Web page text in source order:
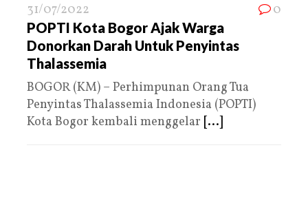
31/07/2022 0
POPTI Kota Bogor Ajak Warga
Donorkan Darah Untuk Penyintas
Thalassemia
BOGOR (KM) – Perhimpunan Orang Tua
Penyintas Thalassemia Indonesia (POPTI)
Kota Bogor kembali menggelar [...]